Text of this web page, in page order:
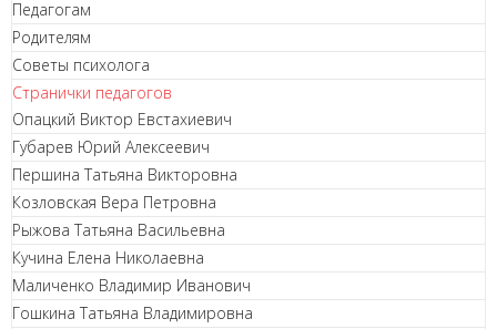
Педагогам
Родителям
Советы психолога
Странички педагогов
Опацкий Виктор Евстахиевич
Губарев Юрий Алексеевич
Першина Татьяна Викторовна
Козловская Вера Петровна
Рыжова Татьяна Васильевна
Кучина Елена Николаевна
Маличенко Владимир Иванович
Гошкина Татьяна Владимировна